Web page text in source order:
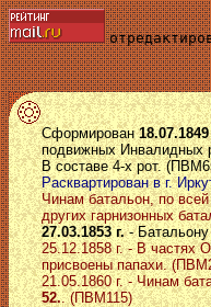
Сформирован18.07.1849
подвижных Инвалидных
В составе 4-х рот.
Расквартирован в г.
Чинам батальон, по
других гарнизонных
27.03.1853 г.-
25.12.1858 г. - В частях
присвоены папахи.
21.05.1860 г. - Чинам
52.. (ПВМ115)